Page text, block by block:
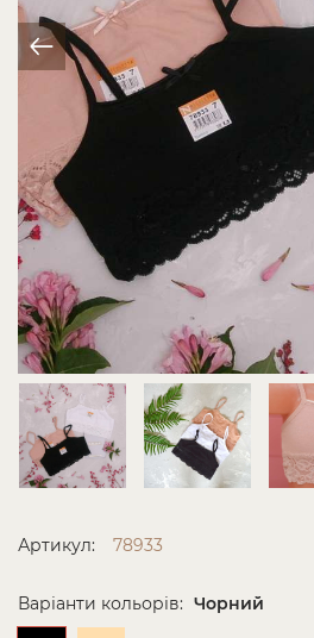
Артикул: 78933
Варіанти кольорів: Чорний